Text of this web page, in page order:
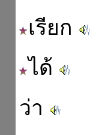
เรียก
ได้
ว่า